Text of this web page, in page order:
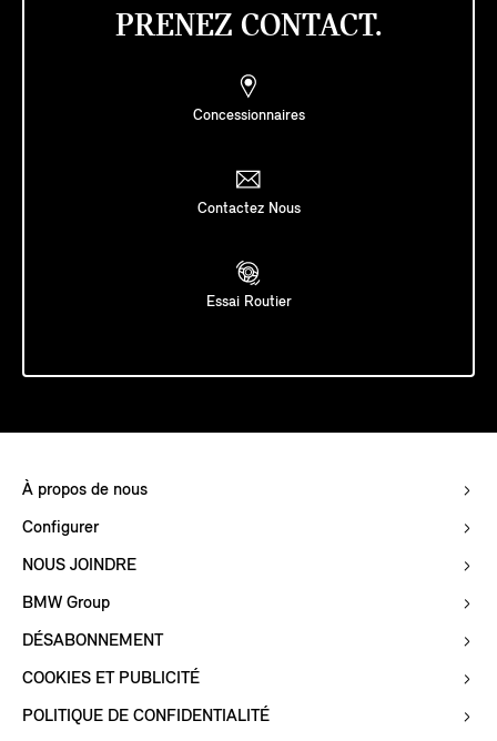
PRENEZ CONTACT.
Concessionnaires
Contactez Nous
Essai Routier
À propos de nous
Configurer
NOUS JOINDRE
BMW Group
DÉSABONNEMENT
COOKIES ET PUBLICITÉ
POLITIQUE DE CONFIDENTIALITÉ